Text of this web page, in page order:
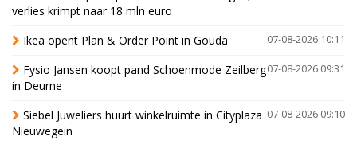
verlies krimpt naar 18 mln euro
07-08-2026 10:11
Ikea opent Plan & Order Point in Gouda
07-08-2026 09:31
Fysio Jansen koopt pand Schoenmode Zeilberg
in Deurne
07-08-2026 09:10
Siebel Juweliers huurt winkelruimte in Cityplaza
Nieuwegein